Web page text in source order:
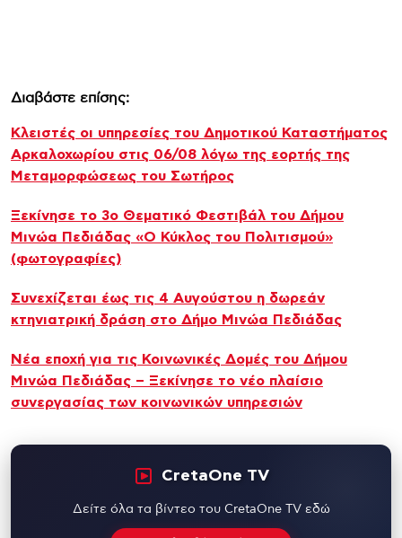
Διαβάστε επίσης:
Κλειστές οι υπηρεσίες του Δημοτικού Καταστήματος
Αρκαλοχωρίου στις 06/08 λόγω της εορτής της
Μεταμορφώσεως του Σωτήρος
Ξεκίνησε το 3ο Θεματικό Φεστιβάλ του Δήμου
Μινώα Πεδιάδας «Ο Κύκλος του Πολιτισμού»
(φωτογραφίες)
Συνεχίζεται έως τις 4 Αυγούστου η δωρεάν
κτηνιατρική δράση στο Δήμο Μινώα Πεδιάδας
Νέα εποχή για τις Κοινωνικές Δομές του Δήμου
Μινώα Πεδιάδας – Ξεκίνησε το νέο πλαίσιο
συνεργασίας των κοινωνικών υπηρεσιών
CretaOne TV
Δείτε όλα τα βίντεο του CretaOne TV εδώ